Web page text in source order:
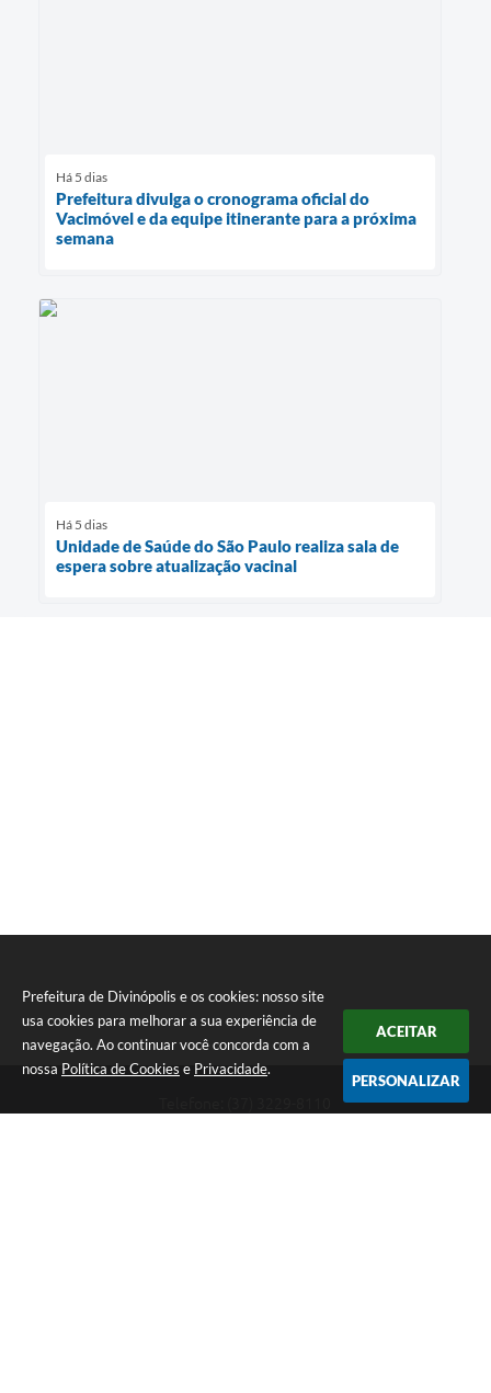
Prefeitura de Divinópolis e os cookies: nosso site
usa cookies para melhorar a sua experiência de
navegação. Ao continuar você concorda com a
nossa Política de Cookies e Privacidade.
ACEITAR
PERSONALIZAR
Há 5 dias
Prefeitura divulga o cronograma oficial do
Vacimóvel e da equipe itinerante para a próxima
semana
Há 5 dias
Unidade de Saúde do São Paulo realiza sala de
espera sobre atualização vacinal